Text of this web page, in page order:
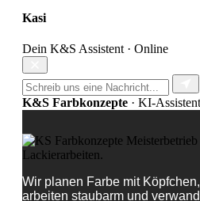
Kasi
Dein K&S Assistent · Online
K&S Farbkonzepte · KI-Assistent
Wir planen Farbe mit
arbeiten staubarm und